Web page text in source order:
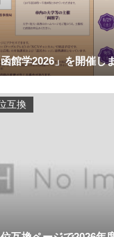
館学2026」を開催し
互換